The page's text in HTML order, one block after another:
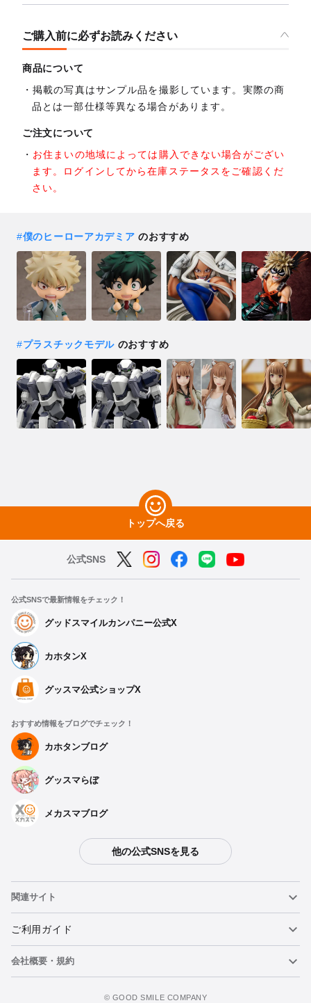
ご購入前に必ずお読みください
商品について
掲載の写真はサンプル品を撮影しています。実際の商
品とは一部仕様等異なる場合があります。
ご注文について
お住まいの地域によっては購入できない場合がござい
ます。ログインしてから在庫ステータスをご確認くだ
さい。
#僕のヒーローアカデミア のおすすめ
#プラスチックモデル のおすすめ
トップへ戻る
公式SNS
公式SNSで最新情報をチェック！
グッドスマイルカンパニー公式X
カホタンX
グッスマ公式ショップX
おすすめ情報をブログでチェック！
カホタンブログ
グッスマらぼ
メカスマブログ
他の公式SNSを見る
関連サイト
ねんどろいど
ねんどろいどフェイスメーカー
ご利用ガイド
重要なお知らせ
会社概要・規約
©️ GOOD SMILE COMPANY